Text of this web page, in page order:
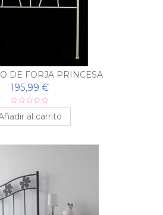
DE FORJA PRINCESA
195,99 €
al carrito